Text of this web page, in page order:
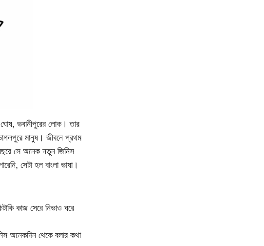
ঘোষ, ভবানীপুরের লোক। তার
ভাগলপুরে মানুষ। জীবনে প্রথম
সে অনেক নতুন জিনিস
সেটা হল বাংলা ভাষা।
কাজ সেরে নিভাও ঘরে
অনেকদিন থেকে বলার কথা